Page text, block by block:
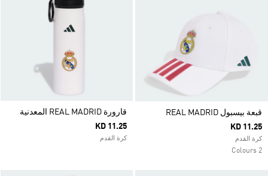
قبعة بيسبول REAL MADRID
KD 11.25
كرة القدم
2 Colours
قارورة REAL MADRID المعدنية
KD 11.25
كرة القدم